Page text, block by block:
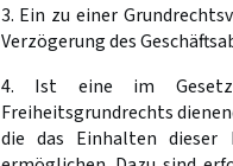
3. Ein zu einer
Verzögerung des
4. Ist eine im Gesetz
Freiheitsgrundrechts
die das Einhalten dieser